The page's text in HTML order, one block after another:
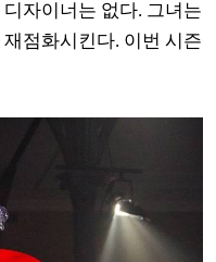
자이너는 없다. 그녀는
점화시킨다. 이번 시즌